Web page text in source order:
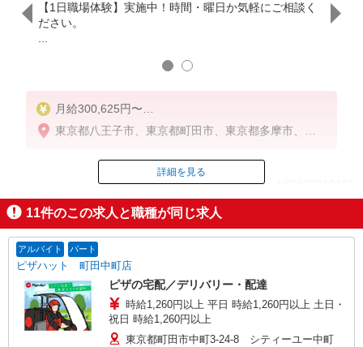
く活
【1日職場体験】実施中！時間・曜日か気軽にご相談く
ださい。
給与
月給300,625円〜
※研修期間（1ヶ月〜3ヶ月）は、月給291,375円〜
東京都八王子市、東京都町田市、東京都多摩市、神
奈川県相模原市南区
ID：AE0605919161
掲載期間終了
詳細を見る
11件のこの求人と職種が同じ求人
アルバイト パート
ピザハット 町田中町店
ピザの宅配／デリバリー・配達
時給1,260円以上 平日 時給1,260円以上 土日・
祝日 時給1,260円以上
東京都町田市中町3-24-8 シティーユー中町